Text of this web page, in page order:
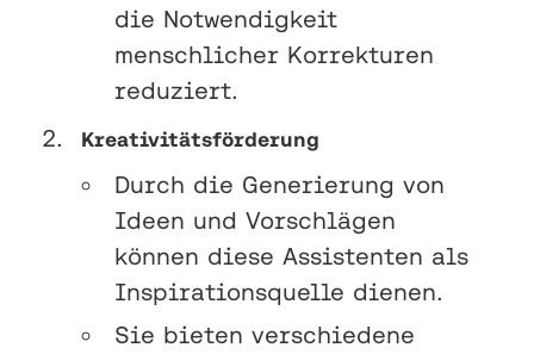
die Notwendigkeit
menschlicher Korrekturen
reduziert.
Kreativitätsförderung
Durch die Generierung von
Ideen und Vorschlägen
können diese Assistenten als
Inspirationsquelle dienen.
Sie bieten verschiedene